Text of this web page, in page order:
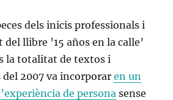
dels inicis professionals i
llibre ’15 años en la calle’
la totalitat de textos i
del 2007 va incorporaren un
de persona sense